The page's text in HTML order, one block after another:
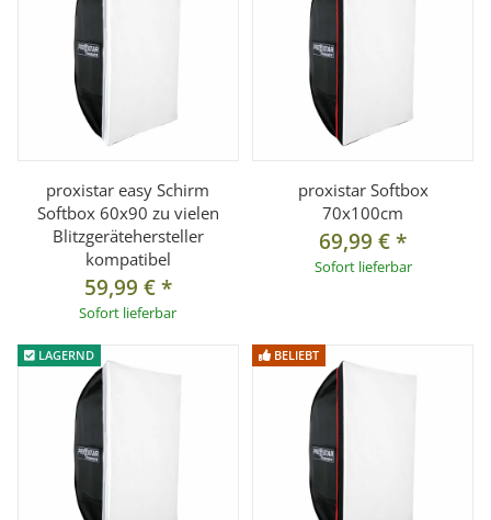
- Aurora Fusion/Genesis
- für alle Blitzgeräte mit Bowens kompatiblen Anschluss
Lieferumfang:
1x Easy Schirm Softbox 70x100cm, Innen- und Außendiffusor,
1x Wabenvorsatz
proxistar easy Schirm
Softbox 60x90 zu vielen
Blitzgerätehersteller
kompatibel
59,99 €*
Sofort lieferbar
proxistar Softbox
70x100cm
69,99 €*
Sofort lieferbar
LAGERND BELIEBT